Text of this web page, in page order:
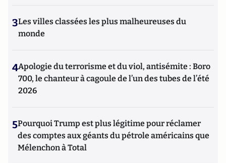
3Les villes classées les plus malheureuses du
monde
4Apologie du terrorisme et du viol, antisémite : Boro
700, le chanteur à cagoule de l’un des tubes de l’été
2026
5Pourquoi Trump est plus légitime pour réclamer
des comptes aux géants du pétrole américains que
Mélenchon à Total